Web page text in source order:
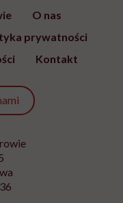
O nas
prywatności
Kontakt